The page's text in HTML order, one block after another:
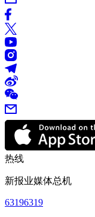
热线
新报业媒体总机
63196319